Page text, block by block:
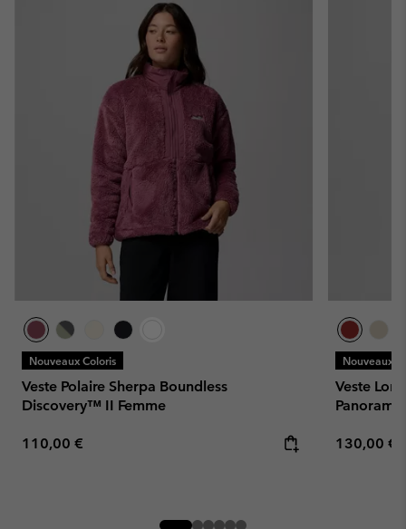
Nouveaux Coloris
Veste Polaire Sherpa Boundless
Discovery™ II Femme
Regular price:
110,00 €
Nouveaux
Veste
Regular
130,00 €